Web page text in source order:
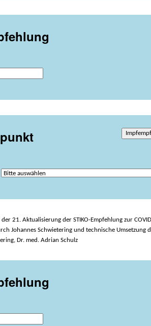
21. Aktualisierung der STIKO-Empfehlung zur
Johannes Schwietering und technische Umsetzung
Dr. med. Adrian Schulz